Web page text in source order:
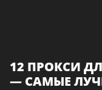
12 ПРОКСИ
— САМЫЕ